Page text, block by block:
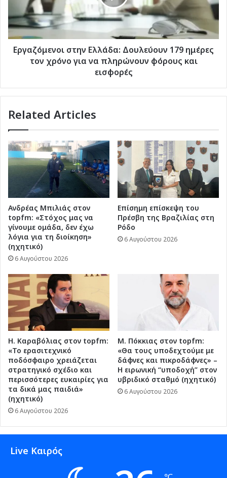
ημέρες
τον
χρόνο
για
να
πληρώνουν
εισφορές
Εργαζόμενοι στην Ελλάδα: Δουλεύουν 179 ημέρες
τον χρόνο για να πληρώνουν φόρους και
εισφορές
Related Articles
Ανδρέας Μπιλιάς στον
topfm: «Στόχος μας να
γίνουμε ομάδα, δεν έχω
λόγια για τη διοίκηση»
(ηχητικό)
6 Αυγούστου 2026
Επίσημη επίσκεψη του
Πρέσβη της Βραζιλίας στη
Ρόδο
6 Αυγούστου 2026
Η. Καραβόλιας στον topfm:
«Το ερασιτεχνικό
ποδόσφαιρο χρειάζεται
στρατηγικό σχέδιο και
περισσότερες ευκαιρίες για
τα δικά μας παιδιά»
(ηχητικό)
6 Αυγούστου 2026
Μ. Πόκκιας στον topfm:
«Θα τους υποδεχτούμε με
δάφνες και πικροδάφνες» –
Η ειρωνική “υποδοχή” στον
υβριδικό σταθμό (ηχητικό)
6 Αυγούστου 2026
Live Καιρός